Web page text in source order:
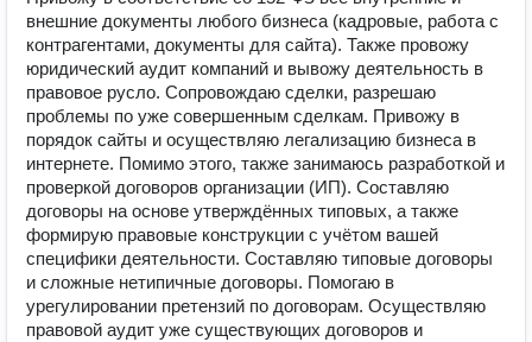
внешние документы любого бизнеса (кадровые, работа с
контрагентами, документы для сайта). Также провожу
юридический аудит компаний и вывожу деятельность в
правовое русло. Сопровождаю сделки, разрешаю
проблемы по уже совершенным сделкам. Привожу в
порядок сайты и осуществляю легализацию бизнеса в
интернете. Помимо этого, также занимаюсь разработкой и
проверкой договоров организации (ИП). Составляю
договоры на основе утверждённых типовых, а также
формирую правовые конструкции с учётом вашей
специфики деятельности. Составляю типовые договоры
и сложные нетипичные договоры. Помогаю в
урегулировании претензий по договорам. Осуществляю
правовой аудит уже существующих договоров и